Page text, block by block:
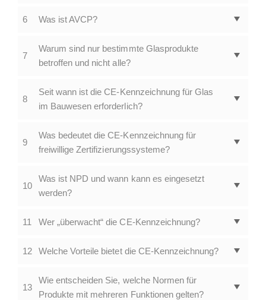
6 Was ist AVCP?
7
Warum sind nur bestimmte Glasprodukte
betroffen und nicht alle?
8
Seit wann ist die CE-Kennzeichnung für Glas
im Bauwesen erforderlich?
9
Was bedeutet die CE-Kennzeichnung für
freiwillige Zertifizierungssysteme?
10
Was ist NPD und wann kann es eingesetzt
werden?
11 Wer „überwacht“ die CE-Kennzeichnung?
12 Welche Vorteile bietet die CE-Kennzeichnung?
13
Wie entscheiden Sie, welche Normen für
Produkte mit mehreren Funktionen gelten?